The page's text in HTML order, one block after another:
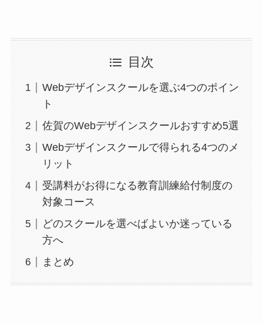
目次
Webデザインスクールを選ぶ4つのポイン
ト
佐賀のWebデザインスクールおすすめ5選
Webデザインスクールで得られる4つのメ
リット
受講料がお得になる教育訓練給付制度の
対象コース
どのスクールを選べばよいか迷っている
方へ
まとめ